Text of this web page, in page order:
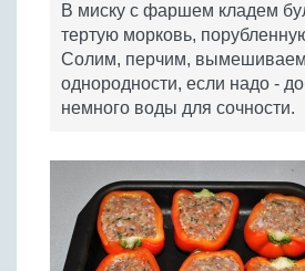
В миску с фаршем кладем
тертую морковь,
Солим, перчим, вымешиваем
однородности, если надо -
немного воды для сочности.